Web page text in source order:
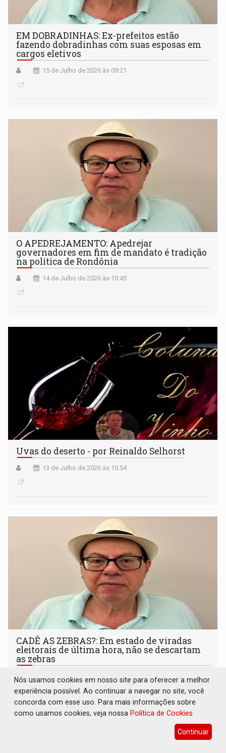
EM DOBRADINHAS: Ex-prefeitos estão
fazendo dobradinhas com suas esposas em
cargos eletivos
15 de Julho de 2026 às 09:21
O APEDREJAMENTO: Apedrejar
governadores em fim de mandato é tradição
na política de Rondônia
14 de Julho de 2026 às 10:45
Uvas do deserto - por Reinaldo Selhorst
13 de Julho de 2026 às 15:54
CADÊ AS ZEBRAS?: Em estado de viradas
eleitorais de última hora, não se descartam
as zebras
13 de Julho de 2026 às 09:01
Nós usamos cookies em nosso site para oferecer a melhor
experiência possível. Ao continuar a navegar no site, você
concorda com esse uso. Para mais informações sobre
como usamos cookies, veja nossa Política de Cookies
Continuar